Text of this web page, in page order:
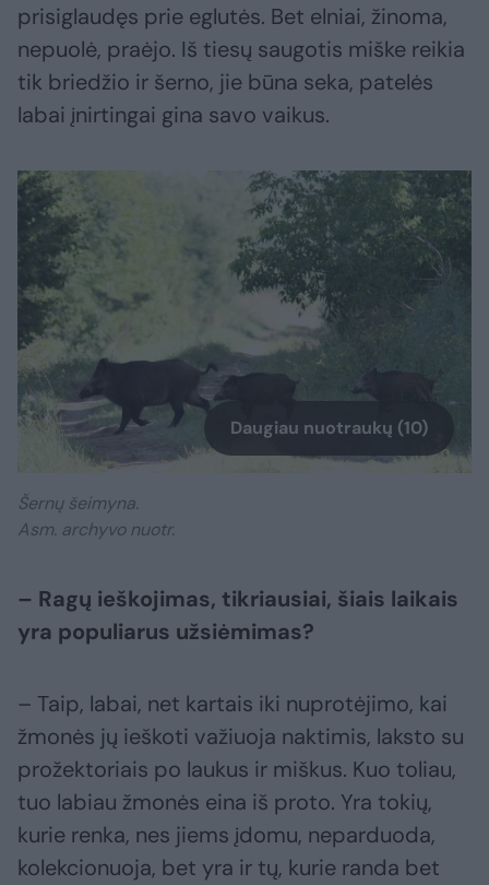
prisiglaudęs prie eglutės. Bet elniai, žinoma,
nepuolė, praėjo. Iš tiesų saugotis miške reikia
tik briedžio ir šerno, jie būna seka, patelės
labai įnirtingai gina savo vaikus.
Daugiau nuotraukų (10)
Šernų šeimyna.
Asm. archyvo nuotr.
– Ragų ieškojimas, tikriausiai, šiais laikais
yra populiarus užsiėmimas?
– Taip, labai, net kartais iki nuprotėjimo, kai
žmonės jų ieškoti važiuoja naktimis, laksto su
prožektoriais po laukus ir miškus. Kuo toliau,
tuo labiau žmonės eina iš proto. Yra tokių,
kurie renka, nes jiems įdomu, neparduoda,
kolekcionuoja, bet yra ir tų, kurie randa bet